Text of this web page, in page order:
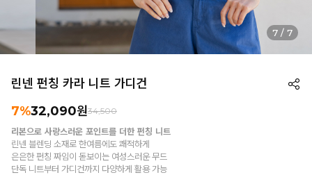
7 / 7
린넨 펀칭 카라 니트 가디건
7%32,090원34,500
리본으로 사랑스러운 포인트를 더한 펀칭 니트
린넨 블렌딩 소재로 한여름에도 쾌적하게
은은한 펀칭 짜임이 돋보이는 여성스러운 무드
단독 니트부터 가디건까지 다양하게 활용 가능